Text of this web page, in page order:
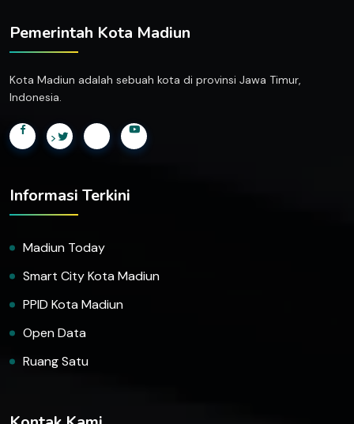
Pemerintah Kota Madiun
Kota Madiun adalah sebuah kota di provinsi Jawa Timur,
Indonesia.
>
Informasi Terkini
Madiun Today
Smart City Kota Madiun
PPID Kota Madiun
Open Data
Ruang Satu